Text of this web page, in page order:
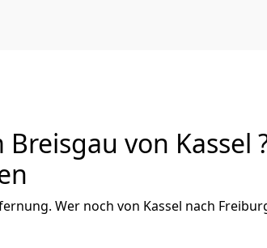
von Kassel
Wer noch von Kassel nach